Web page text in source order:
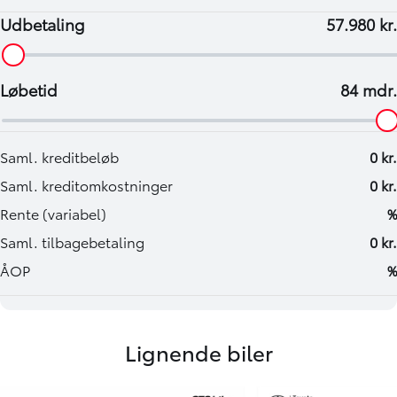
Åbningstider: Alle hverdage kl. 09.00 – 17.30 & søndag kl.
12.00-16.00
Lignende biler